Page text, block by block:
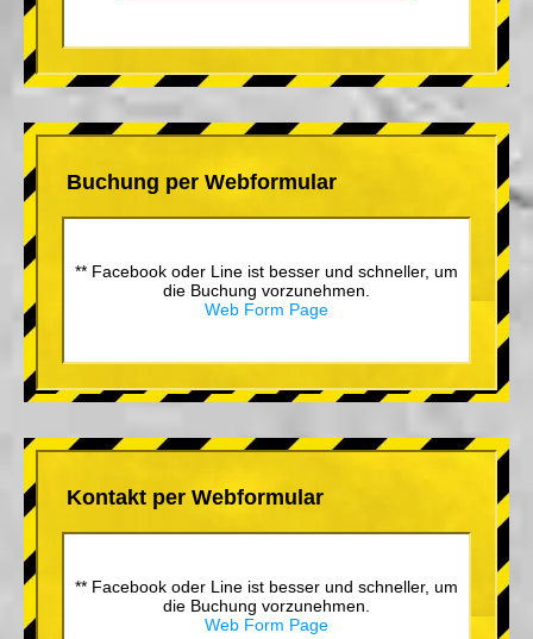
Buchung per Webformular
** Facebook oder Line ist besser und schneller, um
die Buchung vorzunehmen.
Web Form Page
Kontakt per Webformular
** Facebook oder Line ist besser und schneller, um
die Buchung vorzunehmen.
Web Form Page